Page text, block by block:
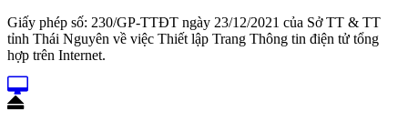
Giấy phép số: 230/GP-TTĐT ngày 23/12/2021 của Sở TT & TT
tỉnh Thái Nguyên về việc Thiết lập Trang Thông tin điện tử tổng
hợp trên Internet.